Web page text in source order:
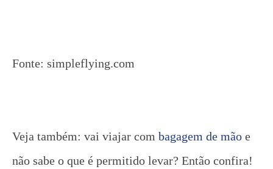
Fonte: simpleflying.com
Veja também: vai viajar com bagagem de mão e
não sabe o que é permitido levar? Então confira!